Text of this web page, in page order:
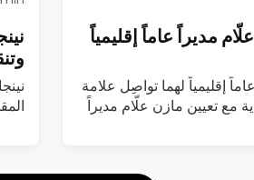
مديراً عاماً إقليمياً
إقليمياً لهما تواصِل علامة
مع تعيين مازن علّام مديراً